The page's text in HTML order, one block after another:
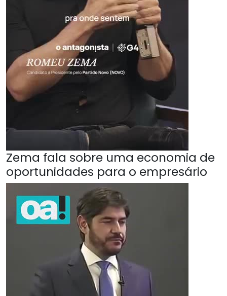
Zema fala sobre uma economia de
oportunidades para o empresário